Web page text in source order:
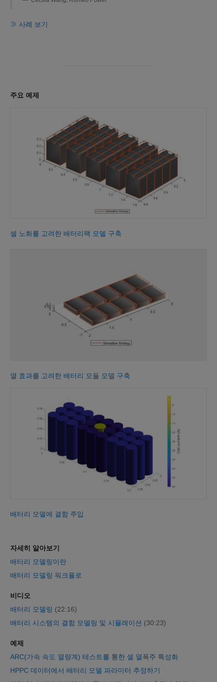
사례 보기
주요 예제
셀 노화를 고려한 배터리팩 모델 구축
열 효과를 고려한 배터리 모듈 모델 구축
배터리 모델에 결함 주입
자세히 알아보기
배터리 모델링이란
배터리 모델링 워크플로
비디오
배터리 모델링 (22:16)
배터리 시스템의 결함 모델링 및 시뮬레이션 (30:23)
예제
ARC(가속 속도 열량계) 테스트를 통한 셀 열폭주 특성화
HPPC 데이터에서 배터리 모델 파라미터 추정하기